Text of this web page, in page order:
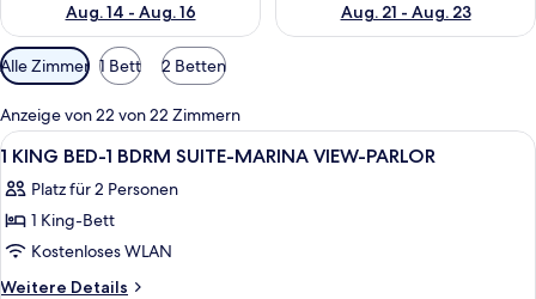
Aug. 14 - Aug. 16
Aug. 21 - Aug. 23
Verfügbare
Filter
für
Zimmer
Alle Zimmer 1 Bett 2 Betten
Anzeige von 22 von 22 Zimmern
Alle
Fotos
für
1
KING
BED-
Ein Hotelzimmer mit Bett,
15
1 KING BED-1 BDRM SUITE-MARINA VIEW-PARLOR
Platz für 2 Personen
1 King-Bett
Kostenloses WLAN
Weitere Details
Weitere